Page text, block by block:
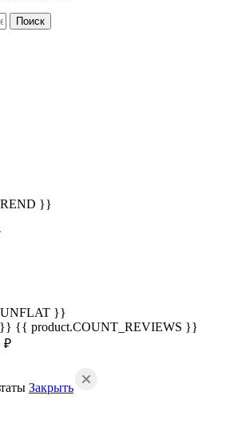
}}
}}
}} {{ product.COUNT_REVIEWS }}
₽
Закрыть